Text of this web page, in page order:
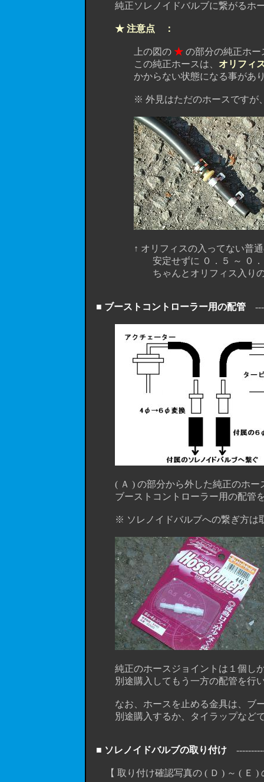
純正ソレノイドバルブに繋がるホー
★ 注意点 ：
上の図の ★ の部分の純正ホー
この純正ホースは、 オリフィ
かからない状態になる事があり
※ 外見はただのホースですが、中
↑ オリフィスの入ってない普通のホ
安定せずに ０．５ ～ ０．７ 程度
ちゃんとオリフィス入りのホ
■ ブーストコントローラー用の配管
( Ａ ) の部分から外した純正のホー
ブーストコントローラー用の配管
※ ソレノイドバルブへの繋ぎ方は取
純正のホースジョイントは１個しか
別途購入してもう一方の配管を行
なお、ホースを止める金具は、ブー
別途購入するか、タイラップなどで
■ ソレノイドバルブの取り付け
【 取り付け確認写真の ( Ｄ ) ～ ( Ｅ )